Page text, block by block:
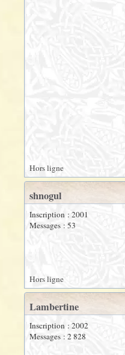
Hors ligne
shnogul
Inscription : 2001
Messages : 53
Hors ligne
Lambertine
Inscription : 2002
Messages : 2 828